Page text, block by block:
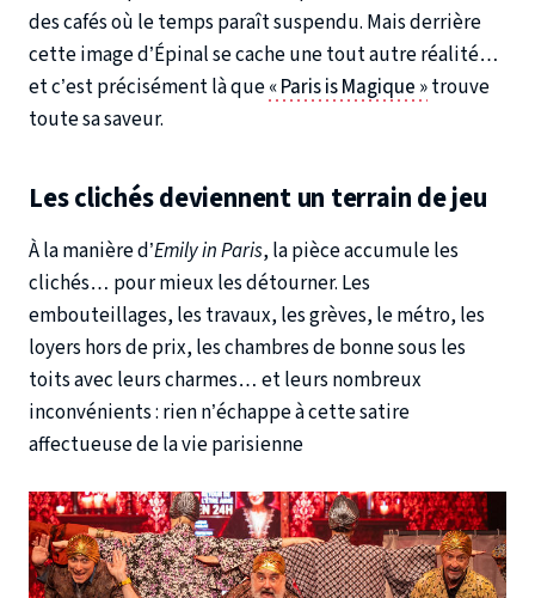
des cafés où le temps paraît suspendu. Mais derrière
cette image d’Épinal se cache une tout autre réalité…
et c’est précisément là que« Paris is Magique »trouve
toute sa saveur.
Les clichés deviennent un terrain de jeu
À la manière d’Emily in Paris, la pièce accumule les
clichés… pour mieux les détourner. Les
embouteillages, les travaux, les grèves, le métro, les
loyers hors de prix, les chambres de bonne sous les
toits avec leurs charmes… et leurs nombreux
inconvénients : rien n’échappe à cette satire
affectueuse de la vie parisienne